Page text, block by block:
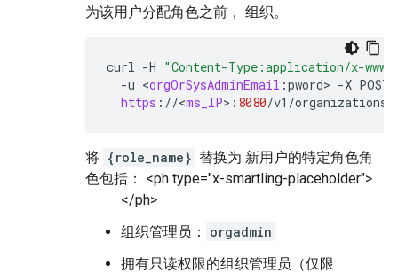
为该用户分配角色之前， 组织。
curl -H "Content-Type:application/x-
-u <orgOrSysAdminEmail :pword> -X POST
https : //<ms_IP> : 8080/v1 /organizations
将 {role_name} 替换为 新用户的特定角色角
色包括： <ph type="x-smartling-placeholder">
</ph>
组织管理员：
orgadmin
拥有只读权限的组织管理员（仅限